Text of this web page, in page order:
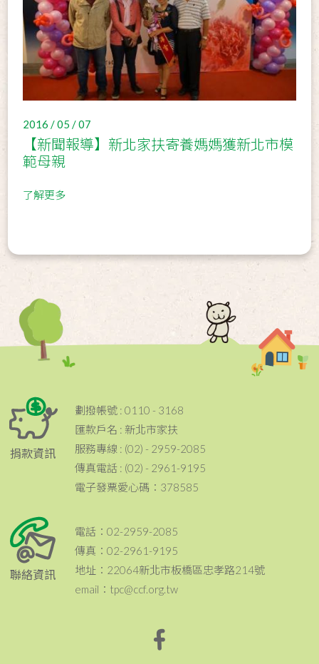
2016 / 05 / 07
【新聞報導】新北家扶寄養媽媽獲新北市模
範母親
了解更多
捐款資訊
劃撥帳號 : 0110 - 3168
匯款戶名 : 新北市家扶
服務專線 : (02) - 2959-2085
傳真電話 : (02) - 2961-9195
電子發票愛心碼：378585
聯絡資訊
電話：02-2959-2085
傳真：02-2961-9195
地址：22064新北市板橋區忠孝路214號
email：tpc@ccf.org.tw